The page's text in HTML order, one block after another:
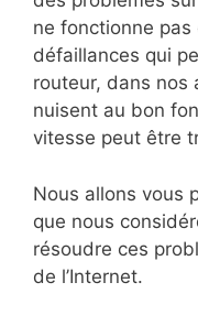
ne fonctionne
défaillances qui
routeur, dans nos
nuisent au bon
vitesse peut être
Nous allons vous
que nous
résoudre ces
de l’Internet.